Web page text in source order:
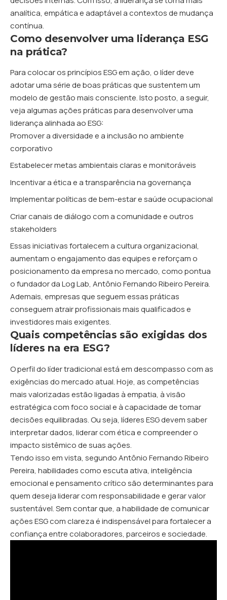
analítica, empática e adaptável a contextos de mudança
contínua.
Como desenvolver uma liderança ESG
na prática?
Para colocar os princípios ESG em ação, o líder deve
adotar uma série de boas práticas que sustentem um
modelo de gestão mais consciente. Isto posto, a seguir,
veja algumas ações práticas para desenvolver uma
liderança alinhada ao ESG:
Promover a diversidade e a inclusão no ambiente
corporativo
Estabelecer metas ambientais claras e monitoráveis
Incentivar a ética e a transparência na governança
Implementar políticas de bem-estar e saúde ocupacional
Criar canais de diálogo com a comunidade e outros
stakeholders
Essas iniciativas fortalecem a cultura organizacional,
aumentam o engajamento das equipes e reforçam o
posicionamento da empresa no mercado, como pontua
o fundador da Log Lab, Antônio Fernando Ribeiro Pereira.
Ademais, empresas que seguem essas práticas
conseguem atrair profissionais mais qualificados e
investidores mais exigentes.
Quais competências são exigidas dos
líderes na era ESG?
O perfil do líder tradicional está em descompasso com as
exigências do mercado atual. Hoje, as competências
mais valorizadas estão ligadas à empatia, à visão
estratégica com foco social e à capacidade de tomar
decisões equilibradas. Ou seja, líderes ESG devem saber
interpretar dados, liderar com ética e compreender o
impacto sistêmico de suas ações.
Tendo isso em vista, segundo Antônio Fernando Ribeiro
Pereira, habilidades como escuta ativa, inteligência
emocional e pensamento crítico são determinantes para
quem deseja liderar com responsabilidade e gerar valor
sustentável. Sem contar que, a habilidade de comunicar
ações ESG com clareza é indispensável para fortalecer a
confiança entre colaboradores, parceiros e sociedade.